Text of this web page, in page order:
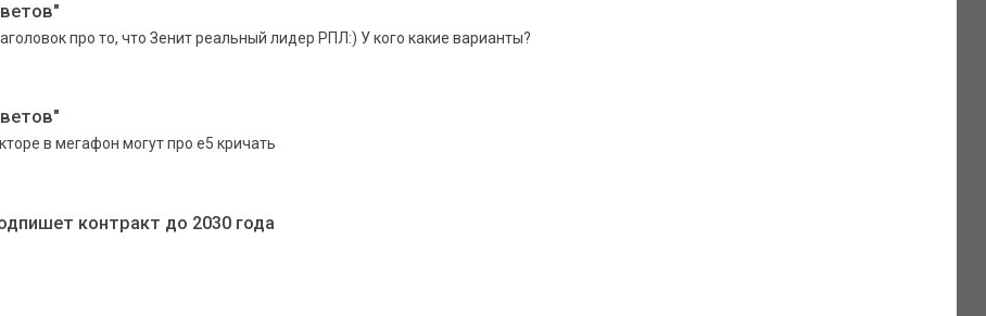
про то, что Зенит реальный лидер РПЛ:) У кого какие варианты?
в мегафон могут про е5 кричать
контракт до 2030 года